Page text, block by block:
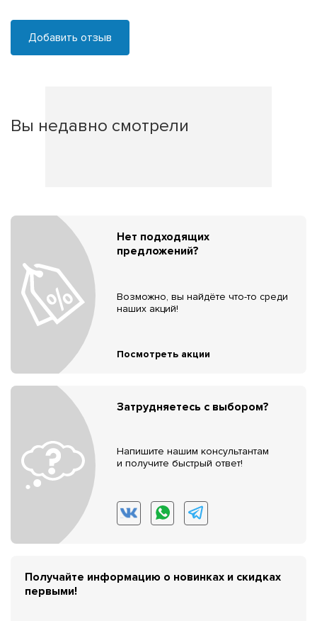
Добавить отзыв
Вы недавно смотрели
Нет подходящих
предложений?
Возможно, вы найдёте что-то среди
наших акций!
Посмотреть акции
Затрудняетесь с выбором?
Напишите нашим консультантам
и получите быстрый ответ!
Получайте информацию о новинках и скидках
первыми!